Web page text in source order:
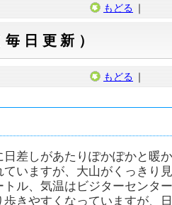
もどる ｜
日更新）
もどる ｜
差しがあたりぽかぽかと暖
いますが、大山がくっきり
ル、気温はビジターセンタ
きやすくなっていますが、